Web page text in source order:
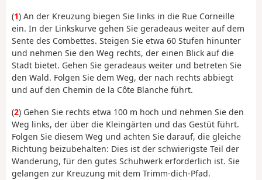
(1) An der Kreuzung biegen Sie links in die Rue Corneille
ein. In der Linkskurve gehen Sie geradeaus weiter auf dem
Sente des Combettes. Steigen Sie etwa 60 Stufen hinunter
und nehmen Sie den Weg rechts, der einen Blick auf die
Stadt bietet. Gehen Sie geradeaus weiter und betreten Sie
den Wald. Folgen Sie dem Weg, der nach rechts abbiegt
und auf den Chemin de la Côte Blanche führt.
(2) Gehen Sie rechts etwa 100 m hoch und nehmen Sie den
Weg links, der über die Kleingärten und das Gestüt führt.
Folgen Sie diesem Weg und achten Sie darauf, die gleiche
Richtung beizubehalten: Dies ist der schwierigste Teil der
Wanderung, für den gutes Schuhwerk erforderlich ist. Sie
gelangen zur Kreuzung mit dem Trimm-dich-Pfad.